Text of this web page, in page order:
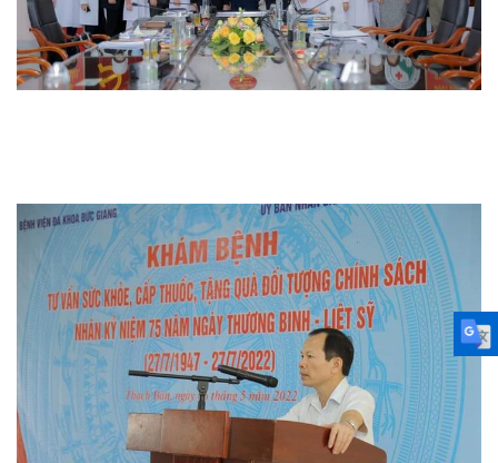
Thi đua khen thưởng